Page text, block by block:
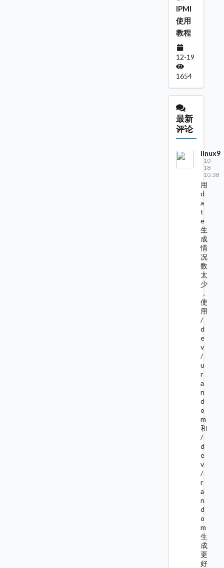
IPMI
使用
教程
12-19
1654
最新
评论
linux9
10-
18
10:38
用
d
a
t
e
生
成
情
况
数
太
少
，
使
用
/
d
e
v
/
u
r
a
n
d
o
m
和
/
d
e
v
/
r
a
n
d
o
m
生
成
更
好